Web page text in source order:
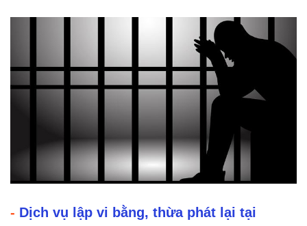
- Dịch vụ lập vi bằng, thừa phát lại tại